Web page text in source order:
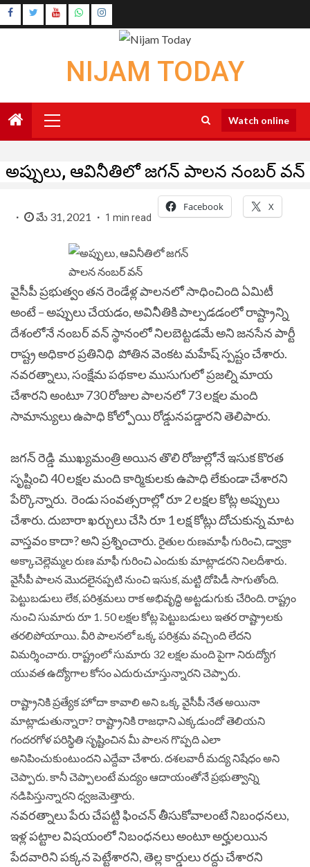
Skip
to
Instagram
NIJAM TODAY
Menu
Watch online
అప్పులు, ఆవినీతిలో జగన్ పాలన నంబర్ వన్
మే 31, 2021 1 min read
Facebook X
వైసీపీ ప్రభుత్వం తన రెండేళ్ల పాలనలో సాధించింది ఏమిటీ
అంటే – అప్పులు చేయడం, అవినీతికి పాల్పడడంలో రాష్ట్రాన్ని
దేశంలోనే నంబర్ వన్ స్థానంలో నిలబెట్టడమే అని జనసేన పార్టీ
రాష్ట్ర అధికార ప్రతినిధి పోతిన వెంకట మహేష్ స్పష్టం చేశారు.
నవరత్నాలు, సంక్షేమ పథకాల ముసుగులో ప్రజల్ని మాయ
చేశారని అంటూ 730 రోజుల పాలనలో 73 లక్షల మంది
సామాన్యులు ఉపాధి కోల్పోయి రోడ్డునపడ్డారని తెలిపారు.
జగన్ రెడ్డి ముఖ్యమంత్రి అయిన తొలి రోజుల్లోనే ఇసుక కొరత
సృష్టించి 40 లక్షల మంది కార్మికులకు ఉపాధి లేకుండా చేశారని
పేర్కొన్నారు. రెండు సంవత్సరాల్లో రూ 2 లక్షల కోట్ల అప్పులు
చేశారు. దుబారా ఖర్చులు చేసి రూ 1 లక్ష కోట్లు దోచుకున్న మాట
వాస్తవం కాదా? అని ప్రశ్నించారు. రైతుల రుణమాఫీ గురించి, డ్వాక్రా
అక్కాచెల్లెమ్మల రుణ మాఫీ గురించి ఎందుకు మాట్లాడరని నిలదీశారు.
వైసీపీ పాలన మొదలైనప్పటి నుంచి ఇసుక, మట్టి దోపిడీ సాగుతోంది.
పెట్టుబడులు లేక, పరిశ్రమలు రాక అభివృద్ధి అట్టడుగుకు చేరింది. రాష్ట్రం
నుంచి సుమారు రూ 1. 50 లక్షల కోట్ల పెట్టుబడులు ఇతర రాష్ట్రాలకు
తరలిపోయాయి. వీరి పాలనలో ఒక్క పరిశ్రమ వచ్చింది లేదని
విమర్శించారు. రాష్ట్రంలో సుమారు 32 లక్షల మంది పైగా నిరుద్యోగ
యువత ఉద్యోగాల కోసం ఎదురుచూస్తున్నారని చెప్పారు.
రాష్ట్రానికి ప్రత్యేక హోదా కావాలి అని ఒక్క వైసీపీ నేత అయినా
మాట్లాడుతున్నారా? రాష్ట్రానికి రాజధాని ఎక్కడుందో తెలియని
గందరగోళ పరిస్థితి సృష్టించిన మీ పాలన గొప్పది ఎలా
అనిపించుకుంటుందని ఎద్దేవా చేశారు. దశలవారీ మద్య నిషేధం అని
చెప్పారు. కానీ చెప్పాలంటే మద్యం ఆదాయంతోనే ప్రభుత్వాన్ని
నడిపిస్తున్నారని ధ్వజమెత్తారు.
నవరత్నాలు పేరు చేపట్టి ఫించన్ తీసుకోవాలంటే నిబంధనలు,
ఇళ్ల పట్టాల విషయంలో నిబంధనలు అంటూ అర్హులయిన
పేదవారిని పక్కన పెట్టేశారని, తెల్ల కార్డులు రద్దు చేశారని